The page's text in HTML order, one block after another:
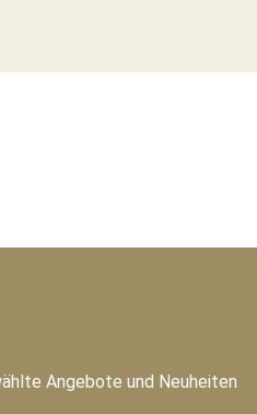
Angebote und Neuheiten